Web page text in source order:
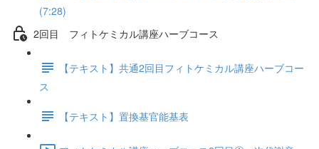
(7:28)
2回目 フィトケミカル講座ハーブコース
【テキスト】共通2回目フィトケミカル講座ハーブコー
ス
【テキスト】置換基官能基表